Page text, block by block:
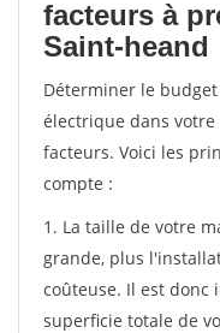
facteurs à
Saint-heand
Déterminer le
électrique dans
facteurs. Voici les
compte :
1. La taille de votre
grande, plus
coûteuse. Il est donc
superficie totale de